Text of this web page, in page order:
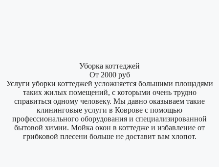
Уборка коттеджей
От 2000 руб
Услуги уборки коттеджей усложняется большими площадями
таких жилых помещений, с которыми очень трудно
справиться одному человеку. Мы давно оказываем такие
клининговые услуги в Коврове с помощью
профессионального оборудования и специализированной
бытовой химии. Мойка окон в коттедже и избавление от
грибковой плесени больше не доставит вам хлопот.